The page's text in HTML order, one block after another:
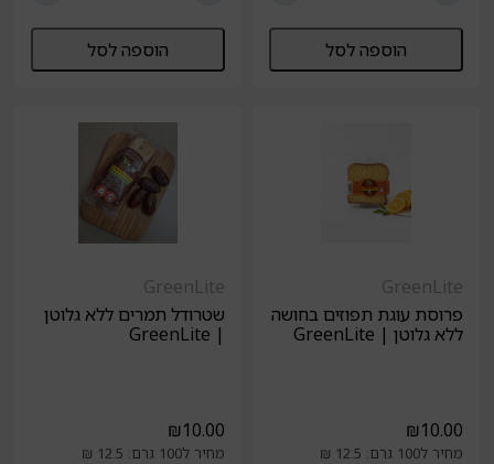
הוספה לסל הוספה לסל
GreenLite
פרוסת עוגת תפוזים בחושה
ללא גלוטן | GreenLite
₪10.00
מחיר ל100 גרם: 12.5 ₪
GreenLite
שטרודל תמרים ללא גלוטן
| GreenLite
₪10.00
מחיר ל100 גרם: 12.5 ₪